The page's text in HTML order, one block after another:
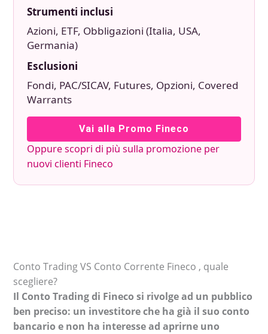
Strumenti inclusi
Azioni, ETF, Obbligazioni (Italia, USA,
Germania)
Esclusioni
Fondi, PAC/SICAV, Futures, Opzioni, Covered
Warrants
Vai alla Promo Fineco
Oppure scopri di più sulla promozione per
nuovi clienti Fineco
Conto Trading VS Conto Corrente Fineco , quale
scegliere?
Il Conto Trading di Fineco si rivolge ad un pubblico
ben preciso: un investitore che ha già il suo conto
bancario e non ha interesse ad aprirne uno